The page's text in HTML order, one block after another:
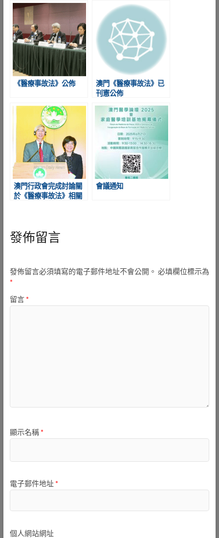
《醫療事故法》公佈
澳門《醫療事故法》已
刊憲公佈
澳門行政會完成討論關
於《醫療事故法》相關
會議通知
發佈留言
發佈留言必須填寫的電子郵件地址不會公開。 必填欄位標示為
*
留言 *
顯示名稱 *
電子郵件地址 *
個人網站網址